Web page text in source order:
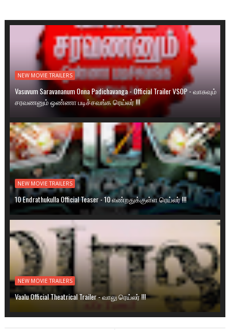
NEW MOVIE TRAILERS
Vasuvum Saravananum Onna Padichavanga - Official Trailer VSOP - வாசுவும்
சரவணனும் ஒண்ணா படிச்சவங்க ரெய்லர் !!!
NEW MOVIE TRAILERS
10 Endrathukulla Official Teaser - 10 எண்றதுக்குள்ள ரெய்லர் !!!
NEW MOVIE TRAILERS
Vaalu Official Theatrical Trailer - வாலு ரெய்லர் !!!